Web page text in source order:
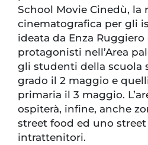
School Movie Cinedù, la
cinematografica per gli
ideata da Enza Ruggiero
protagonisti nell’Area
gli studenti della scuola
grado il 2 maggio e
primaria il 3 maggio.
ospiterà, infine, anche
street food ed uno
intrattenitori.